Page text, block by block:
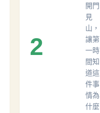
2
開門
見
山，
讓第
一時
間知
道這
件事
情為
什麼